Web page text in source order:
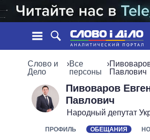
НОВОСТИ
ЛЕНТА
СОБЫТИЯ
МНЕНИЯ
МИР
ОБЕЩАНИЯ
ПОЛИТИКИ
ВСЕ ПОЛИТИКИИНФОГРАФИКА
Слово и
Дело
›Все
персоны
›
Павлович
Пивоваров
Павлович
Народный депутат
ПРОФИЛЬ ОБЕЩАНИЯ